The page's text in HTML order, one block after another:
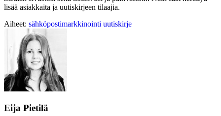
lisää asiakkaita ja uutiskirjeen tilaajia.
Aiheet: sähköpostimarkkinointi uutiskirje
Eija Pietilä